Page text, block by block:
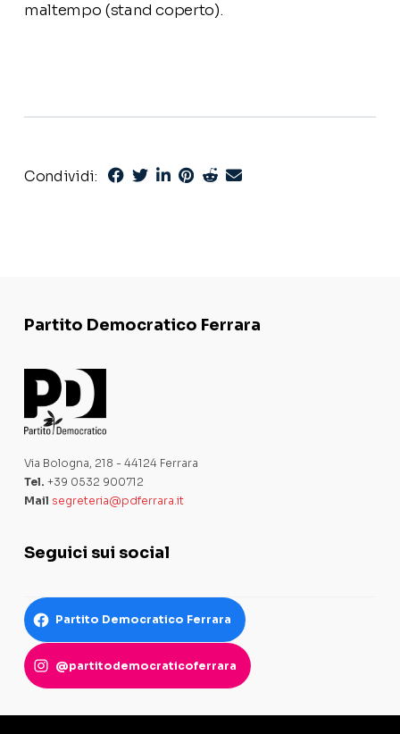
maltempo (stand coperto).
Condividi:
Partito Democratico Ferrara
Via Bologna, 218 - 44124 Ferrara
Tel. +39 0532 900712
Mail segreteria@pdferrara.it
Seguici sui social
Partito Democratico Ferrara
@partitodemocraticoferrara